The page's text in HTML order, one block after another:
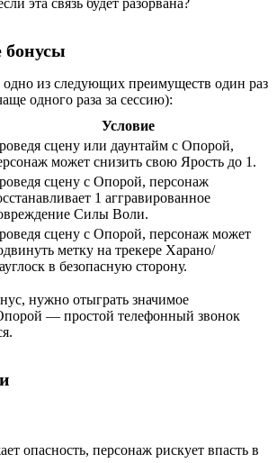
бонусы
из следующих преимуществ один раз
одного раза за сессию):
Условие
сцену или даунтайм с Опорой,
может снизить свою Ярость до 1.
сцену с Опорой, персонаж
1 аггравированное
Силы Воли.
сцену с Опорой, персонаж может
метку на трекере Харано/
в безопасную сторону.
нужно отыграть значимое
— простой телефонный звонок
опасность, персонаж рискует впасть в